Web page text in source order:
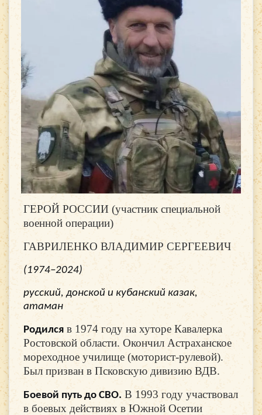
ГЕРОЙ РОССИИ (участник специальной
военной операции)
ГАВРИЛЕНКО ВЛАДИМИР СЕРГЕЕВИЧ
(1974–2024)
русский, донской и кубанский казак,
атаман
Родился в 1974 году на хуторе Кавалерка
Ростовской области. Окончил Астраханское
мореходное училище (моторист-рулевой).
Был призван в Псковскую дивизию ВДВ.
Боевой путь до СВО. В 1993 году участвовал
в боевых действиях в Южной Осетии